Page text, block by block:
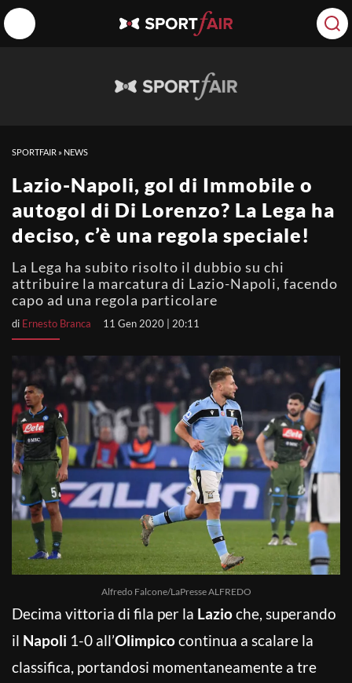
SPORTFAIR » NEWS
Lazio-Napoli, gol di Immobile o
autogol di Di Lorenzo? La Lega ha
deciso, c’è una regola speciale!
La Lega ha subito risolto il dubbio su chi
attribuire la marcatura di Lazio-Napoli, facendo
capo ad una regola particolare
di Ernesto Branca 11 Gen 2020 | 20:11
Alfredo Falcone/LaPresse ALFREDO
Decima vittoria di fila per la Lazioche, superando
il Napoli 1-0 all’Olimpicocontinua a scalare la
classifica, portandosi momentaneamente a tre